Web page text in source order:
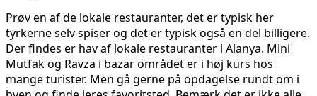
Prøv en af de lokale restauranter, det er typisk her
tyrkerne selv spiser og det er typisk også en del billigere.
Der findes er hav af lokale restauranter i Alanya. Mini
Mutfak og Ravza i bazar området er i høj kurs hos
mange turister. Men gå gerne på opdagelse rundt om i